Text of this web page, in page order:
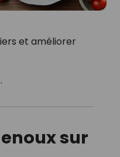
et améliorer
sur